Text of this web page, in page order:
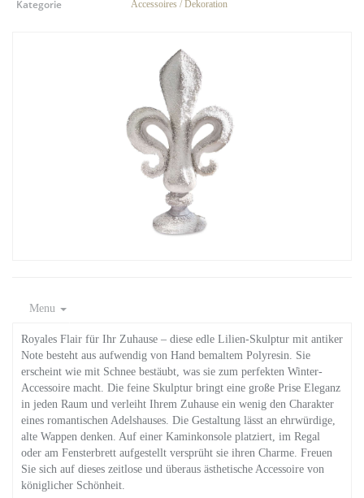
Kategorie Accessoires / Dekoration
Menu
Royales Flair für Ihr Zuhause – diese edle Lilien-Skulptur mit antiker
Note besteht aus aufwendig von Hand bemaltem Polyresin. Sie
erscheint wie mit Schnee bestäubt, was sie zum perfekten Winter-
Accessoire macht. Die feine Skulptur bringt eine große Prise Eleganz
in jeden Raum und verleiht Ihrem Zuhause ein wenig den Charakter
eines romantischen Adelshauses. Die Gestaltung lässt an ehrwürdige,
alte Wappen denken. Auf einer Kaminkonsole platziert, im Regal
oder am Fensterbrett aufgestellt versprüht sie ihren Charme. Freuen
Sie sich auf dieses zeitlose und überaus ästhetische Accessoire von
königlicher Schönheit.